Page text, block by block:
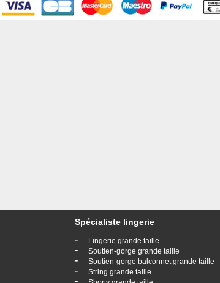
Spécialiste lingerie
- Lingerie grande taille
- Soutien-gorge grande taille
- Soutien-gorge balconnet grande taille
- String grande taille